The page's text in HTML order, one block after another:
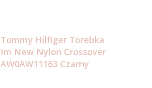
Tommy Hilfiger Torebka
Im New Nylon Crossover
AW0AW11163 Czarny